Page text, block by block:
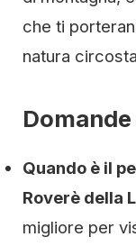
che ti
natura
Quando è il
Roverè della
migliore per